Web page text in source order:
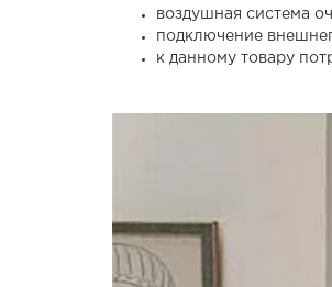
воздушная система
подключение
к данному товару